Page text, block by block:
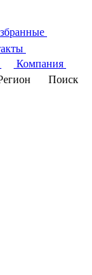
Компания
Поиск